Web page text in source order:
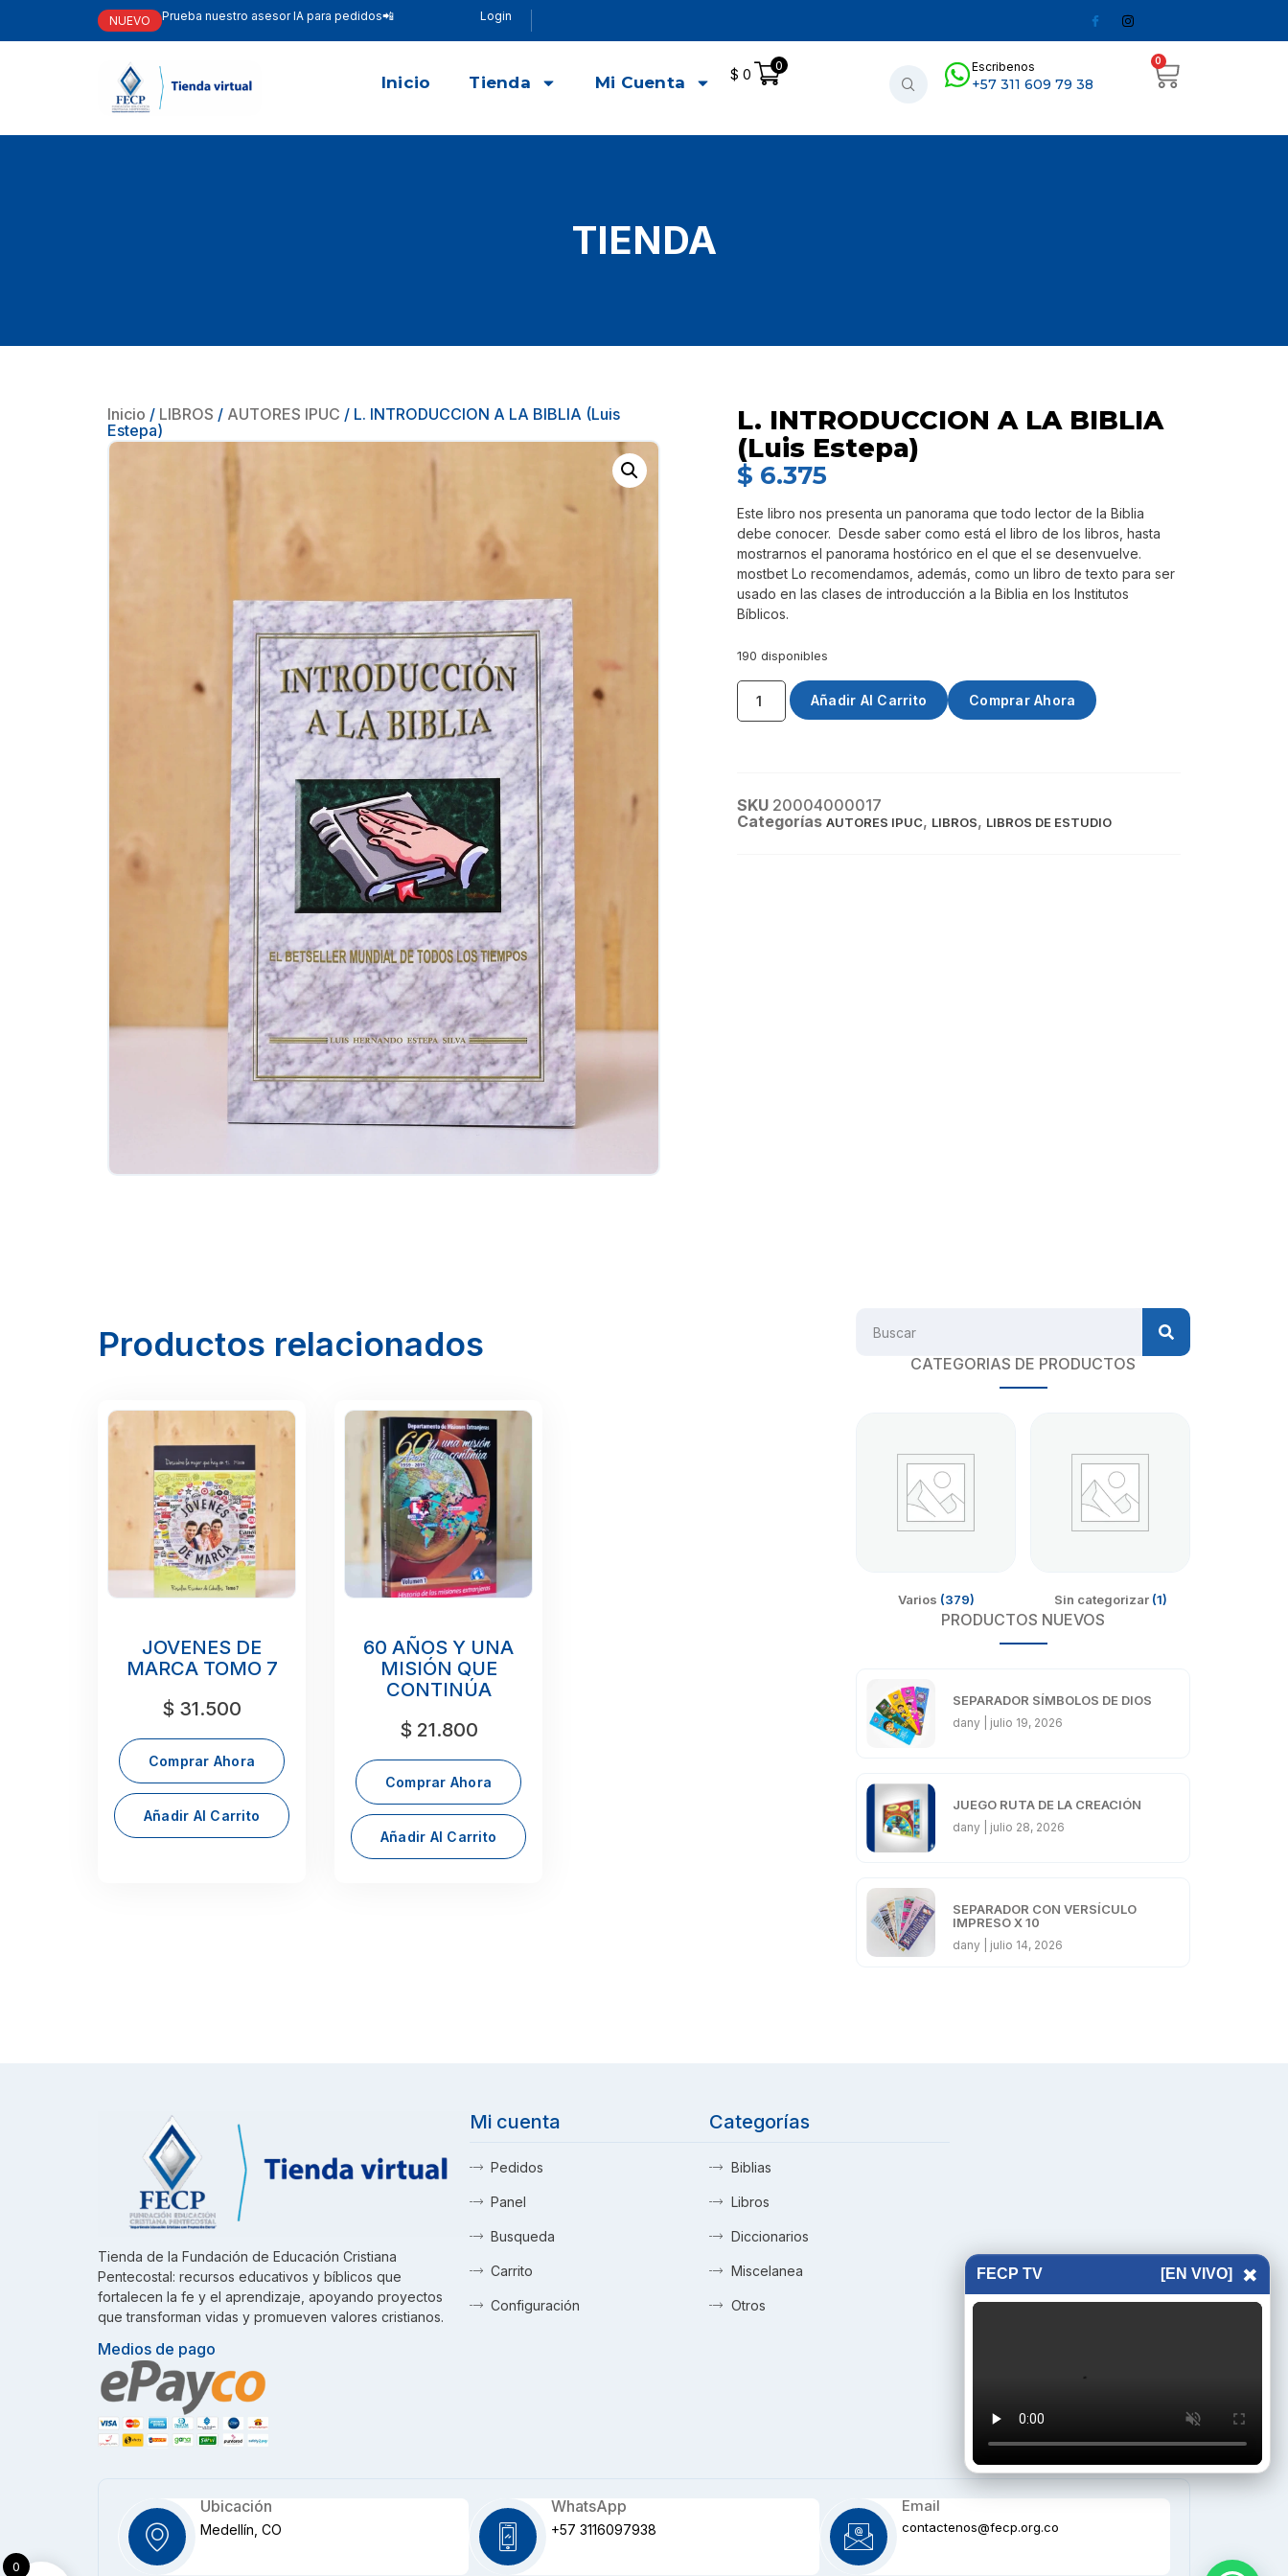
FECP TV [EN VIVO] ×
NUEVO Prueba nuestro asesor IA para pedidos📲 Login
Inicio Tienda Mi Cuenta $ 0
0 Escribenos
+57 311 609 79 38
0
TIENDA
Inicio / LIBROS / AUTORES IPUC / L. INTRODUCCION A LA BIBLIA (Luis
Estepa)
L. INTRODUCCION A LA BIBLIA
(Luis Estepa)
$ 6.375
Este libro nos presenta un panorama que todo lector de la Biblia
debe conocer. Desde saber como está el libro de los libros, hasta
mostrarnos el panorama hostórico en el que el se desenvuelve.
mostbet Lo recomendamos, además, como un libro de texto para ser
usado en las clases de introducción a la Biblia en los Institutos
Bíblicos.
190 disponibles
Añadir Al Carrito Comprar Ahora
SKU 20004000017
Categorías AUTORES IPUC, LIBROS, LIBROS DE ESTUDIO
Productos relacionados
JOVENES DE
MARCA TOMO 7
$ 31.500
Comprar Ahora
Añadir Al Carrito
60 AÑOS Y UNA
MISIÓN QUE
CONTINÚA
$ 21.800
Comprar Ahora
Añadir Al Carrito
CATEGORIAS DE PRODUCTOS
Varios (379) Sin categorizar (1)
PRODUCTOS NUEVOS
SEPARADOR SÍMBOLOS DE DIOS
dany julio 19, 2026
JUEGO RUTA DE LA CREACIÓN
dany julio 28, 2026
SEPARADOR CON VERSÍCULO
IMPRESO X 10
dany julio 14, 2026
Tienda de la Fundación de Educación Cristiana
Pentecostal: recursos educativos y bíblicos que
fortalecen la fe y el aprendizaje, apoyando proyectos
que transforman vidas y promueven valores cristianos.
Medios de pago
Mi cuenta
Pedidos
Panel
Busqueda
Carrito
Configuración
Categorías
Biblias
Libros
Diccionarios
Miscelanea
Otros
Ubicación
Medellín, CO
WhatsApp
+57 3116097938
Email
contactenos@fecp.org.co
0